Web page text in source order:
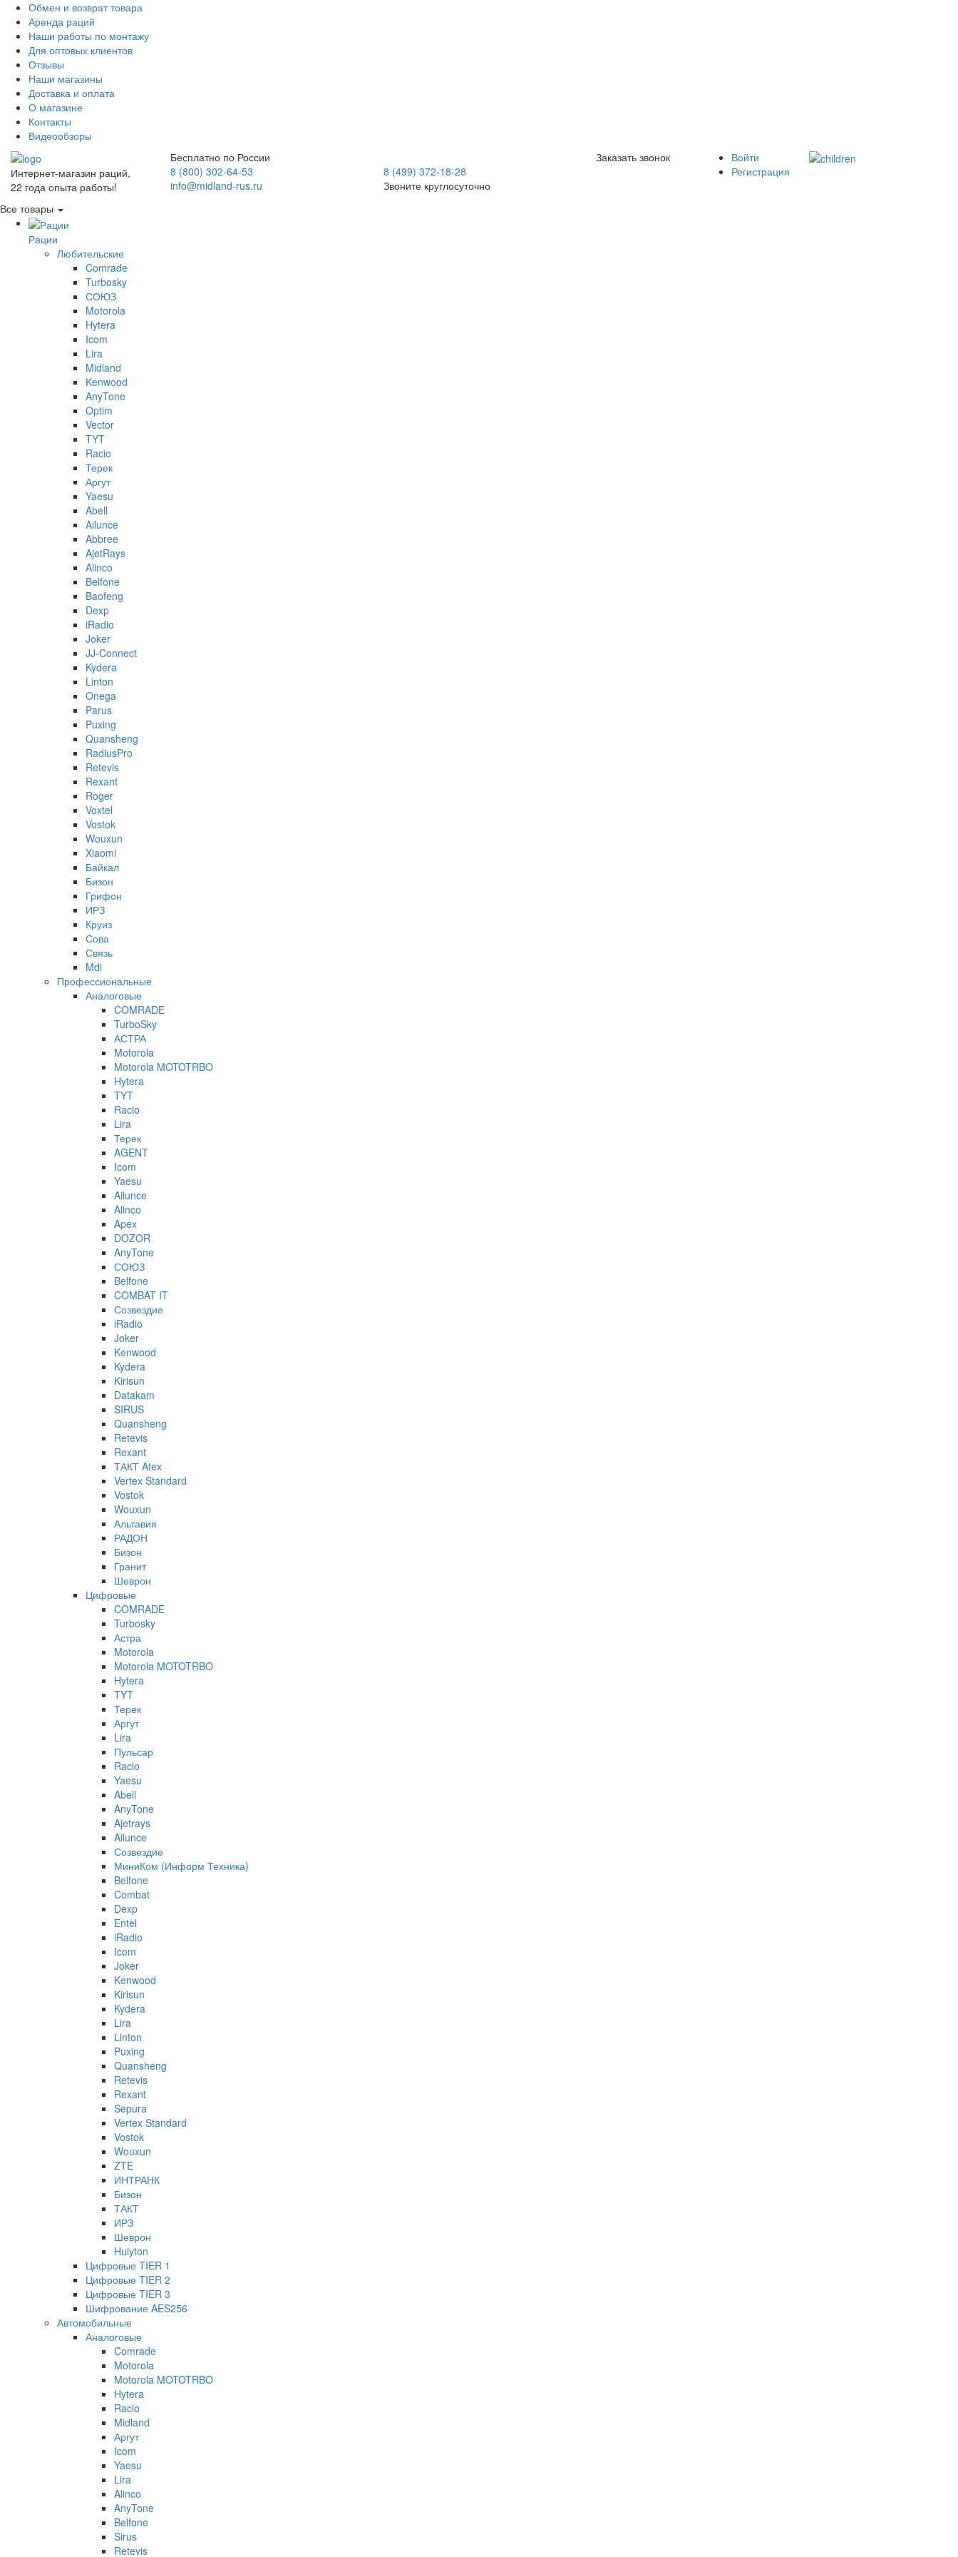
Обмен и возврат товара
Аренда раций
Наши работы по монтажу
Для оптовых клиентов
Отзывы
Наши магазины
Доставка и оплата
О магазине
Контакты
Видеообзоры
Интернет-магазин раций,
22 года опыта работы!
Бесплатно по России
8 (800) 302-64-53
info@midland-rus.ru
8 (499) 372-18-28
Звоните круглосуточно
Заказать звонок
Войти
Регистрация
Все товары
Рации
Любительские
Comrade
Turbosky
СОЮЗ
Motorola
Hytera
Icom
Lira
Midland
Kenwood
AnyTone
Optim
Vector
TYT
Racio
Терек
Аргут
Yaesu
Abell
Ailunce
Abbree
AjetRays
Alinco
Belfone
Baofeng
Dexp
iRadio
Joker
JJ-Connect
Kydera
Linton
Onega
Parus
Puxing
Quansheng
RadiusPro
Retevis
Rexant
Roger
Voxtel
Vostok
Wouxun
Xiaomi
Байкал
Бизон
Грифон
ИРЗ
Круиз
Сова
Связь
Mdi
Профессиональные
Аналоговые
COMRADE
TurboSky
АСТРА
Motorola
Motorola MOTOTRBO
Hytera
TYT
Racio
Lira
Терек
AGENT
Icom
Yaesu
Ailunce
Alinco
Apex
DOZOR
AnyTone
СОЮЗ
Belfone
COMBAT IT
Созвездие
iRadio
Joker
Kenwood
Kydera
Kirisun
Datakam
SIRUS
Quansheng
Retevis
Rexant
ТАКТ Atex
Vertex Standard
Vostok
Wouxun
Альтавия
РАДОН
Бизон
Гранит
Шеврон
Цифровые
COMRADE
Turbosky
Астра
Motorola
Motorola MOTOTRBO
Hytera
TYT
Терек
Аргут
Lira
Пульсар
Racio
Yaesu
Abell
AnyTone
Ajetrays
Ailunce
Созвездие
МиниКом (Информ Техника)
Belfone
Combat
Dexp
Entel
iRadio
Icom
Joker
Kenwood
Kirisun
Kydera
Lira
Linton
Puxing
Quansheng
Retevis
Rexant
Sepura
Vertex Standard
Vostok
Wouxun
ZTE
ИНТРАНК
Бизон
ТАКТ
ИРЗ
Шеврон
Huiyton
Цифровые TIER 1
Цифровые TIER 2
Цифровые TIER 3
Шифрование AES256
Автомобильные
Аналоговые
Comrade
Motorola
Motorola MOTOTRBO
Hytera
Racio
Midland
Аргут
Icom
Yaesu
Lira
Alinco
AnyTone
Belfone
Sirus
Retevis